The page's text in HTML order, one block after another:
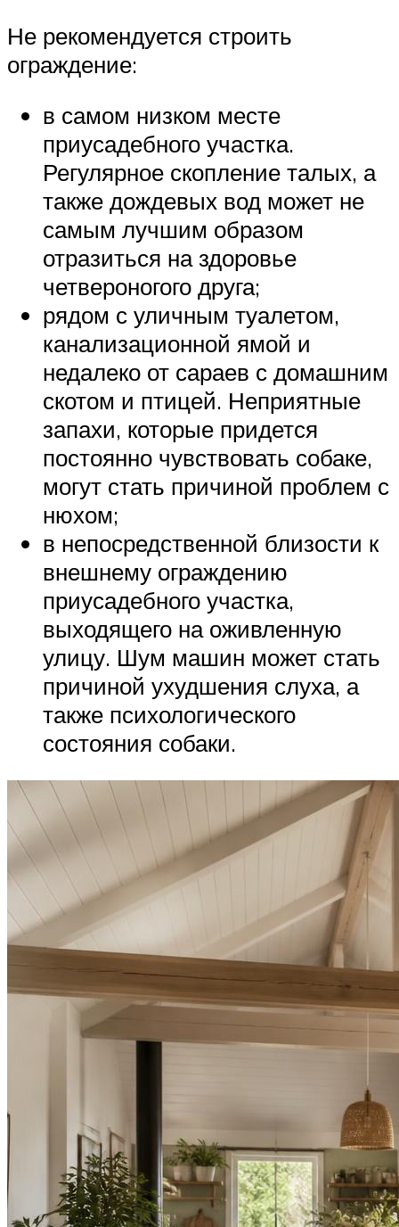
Не рекомендуется строить
ограждение:
в самом низком месте
приусадебного участка.
Регулярное скопление талых, а
также дождевых вод может не
самым лучшим образом
отразиться на здоровье
четвероногого друга;
рядом с уличным туалетом,
канализационной ямой и
недалеко от сараев с домашним
скотом и птицей. Неприятные
запахи, которые придется
постоянно чувствовать собаке,
могут стать причиной проблем с
нюхом;
в непосредственной близости к
внешнему ограждению
приусадебного участка,
выходящего на оживленную
улицу. Шум машин может стать
причиной ухудшения слуха, а
также психологического
состояния собаки.